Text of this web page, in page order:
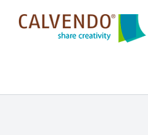
Calvendo
YORK